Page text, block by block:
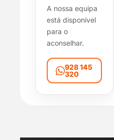
d
d
A nossa equipa
está disponível
para o
aconselhar.
928 145
320